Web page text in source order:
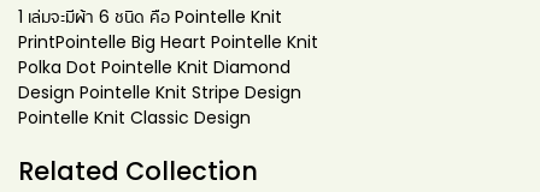
1 เล่มจะมีผ้า 6 ชนิด คือ Pointelle Knit
Print ​Pointelle Big Heart Pointelle Knit
Polka Dot Pointelle Knit Diamond
Design Pointelle Knit Stripe Design
Pointelle Knit Classic Design
Related Collection